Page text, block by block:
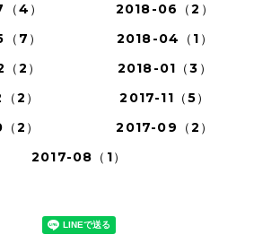
4）
2018-06（2）
7）
2018-04（1）
2）
2018-01（3）
2）
2017-11（5）
2）
2017-09（2）
2017-08（1）